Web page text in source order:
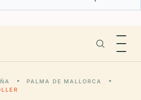
PALMA DE MALLORCA